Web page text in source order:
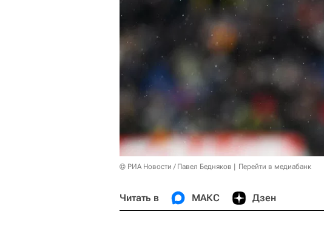
© РИА Новости / Павел Бедняков Перейти в медиабанк
Читать в МАКС Дзен